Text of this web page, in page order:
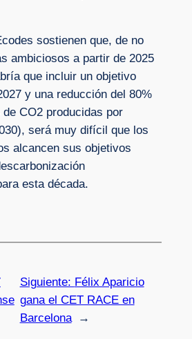
sostienen que, de no
ambiciosos a partir de 2025
que incluir un objetivo
y una reducción del 80%
CO2 producidas por
será muy difícil que los
alcancen sus objetivos
esta década.
Siguiente: Félix Aparicio
gana el CET RACE en
Barcelona
→